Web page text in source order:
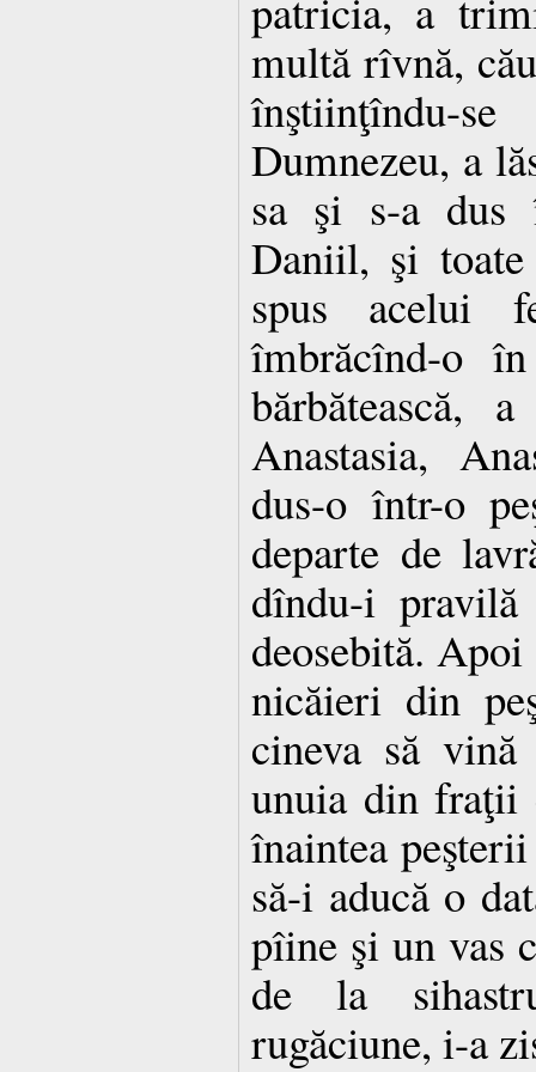
multă rîvnă,
înştiinţîndu-
Dumnezeu, a
sa şi s-a dus
Daniil, şi
spus acelui
îmbrăcînd-o în
bărbătească,
Anastasia,
dus-o într-o
departe de
dîndu-i
deosebită.
nicăieri din
cineva să
unuia din fraţii
înaintea
să-i aducă o
pîine şi un vas
de la
rugăciune, i-a